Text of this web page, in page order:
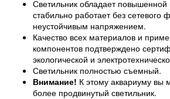
Светильник обладает
стабильно работает без сетевого
неустойчивым напряжением.
Качество всех материалов и
компонентов подтверждено
экологической и
Светильник полностью съемный.
Внимание! К этому аквариуму вы
более продвинутый светильник.